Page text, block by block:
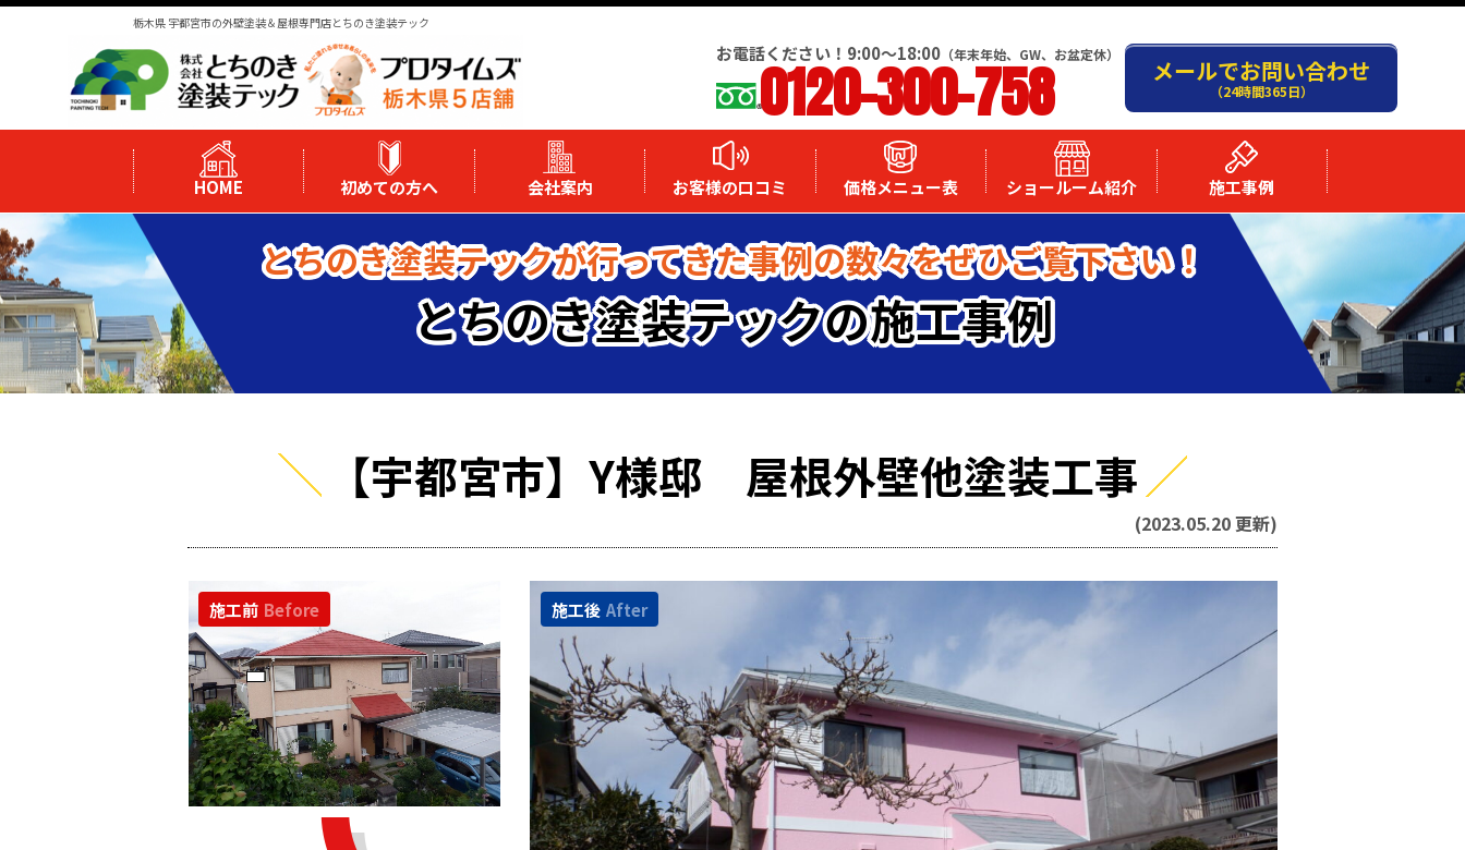
栃木県 宇都宮市の外壁塗装＆屋根専門店とちのき塗装テック
お電話ください！9:00～18:00 （年末年始、GW、お盆定休）
0120-300-758 メールでお問い合わせ
（24時間365日）
HOME 初めての方へ 会社案内 お客様の口コミ 価格メニュー表 ショールーム紹介 施工事例
とちのき塗装テックが行ってきた事例の数々をぜひご覧下さい！
とちのき塗装テックの施工事例
【宇都宮市】Y様邸 屋根外壁他塗装工事
(2023.05.20 更新)
施工後 After
施工前 Before